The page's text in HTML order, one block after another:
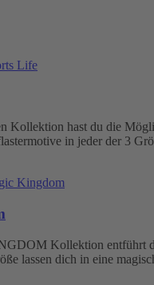
Kollektion hast du die
in jeder der 3
Kollektion entführt
lassen dich in eine